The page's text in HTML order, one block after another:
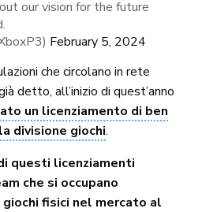
our vision for the future
February 5, 2024
che circolano in rete
detto, all’inizio di quest’anno
un licenziamento di ben
divisione giochi.
questi licenziamenti
che si occupano
fisici nel mercato al